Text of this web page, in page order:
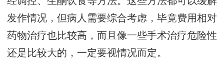
发作情况，但病人需要综合考虑，毕竟费用相对
药物治疗也比较高，而且像一些手术治疗危险性
还是比较大的，一定要视情况而定。